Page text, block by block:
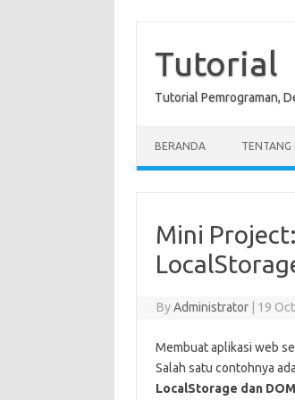
content
Tutorial
Tutorial Pemrograman,
BERANDA TENTANG
Mini
ByAdministrator 19
Membuat aplikasi web
Salah satu contohnya
LocalStorage dan